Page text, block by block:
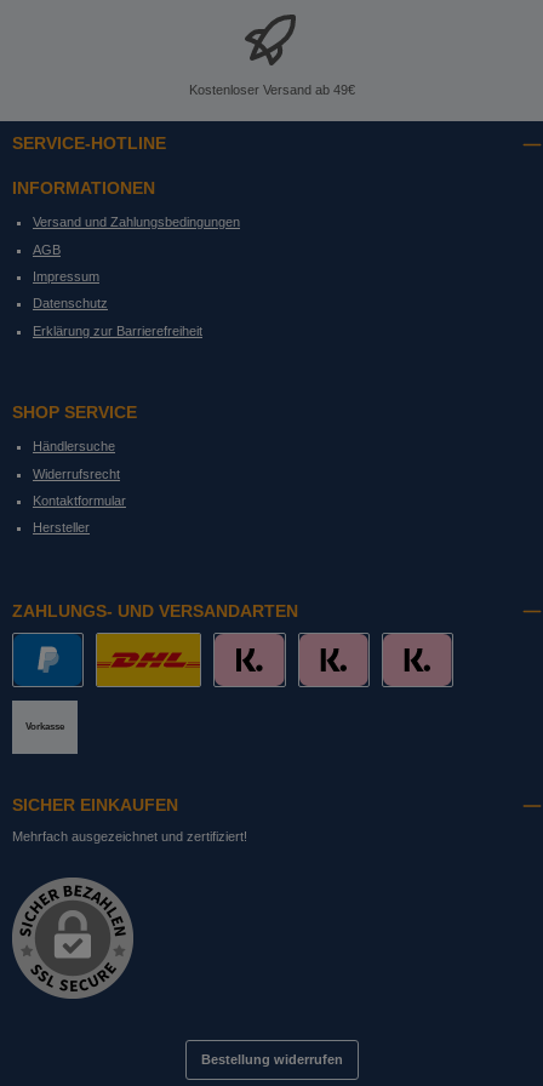
Kostenloser Versand ab 49€
SERVICE-HOTLINE
INFORMATIONEN
Versand und Zahlungsbedingungen
AGB
Impressum
Datenschutz
Erklärung zur Barrierefreiheit
SHOP SERVICE
Händlersuche
Widerrufsrecht
Kontaktformular
Hersteller
ZAHLUNGS- UND VERSANDARTEN
Vorkasse
SICHER EINKAUFEN
Mehrfach ausgezeichnet und zertifiziert!
Bestellung widerrufen